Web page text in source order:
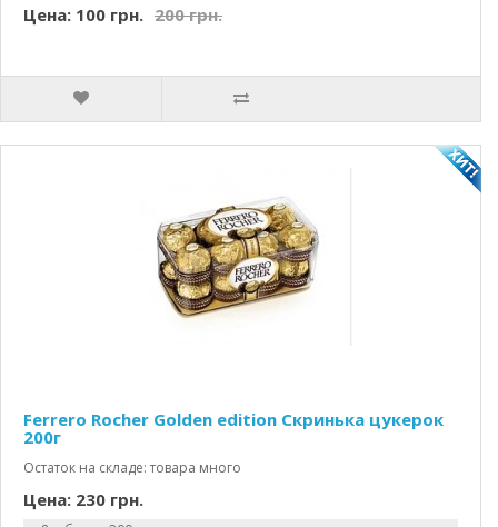
Цена: 100 грн. 200 грн.
Ferrero Rocher Golden edition Скринька цукерок
200г
Остаток на складе: товара много
Цена: 230 грн.